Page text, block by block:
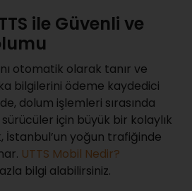
ile Güvenli ve
otomatik olarak tanır ve
bilgilerini ödeme kaydedici
dolum işlemleri sırasında
sürücüler için büyük bir kolaylık
İstanbul’un yoğun trafiğinde
UTTS Mobil Nedir?
bilgi alabilirsiniz.